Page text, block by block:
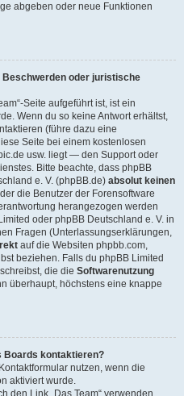
abgeben oder neue Funktionen
oder juristische
Seite aufgeführt ist, ist ein
Wenn du so keine Antwort erhältst,
(führe dazu eine
Seite bei einem kostenlosen
usw. liegt — den Support oder
Bitte beachte, dass phpBB
e. V. (phpBB.de) absolut keinen
die Benutzer der Forensoftware
herangezogen werden
oder phpBB Deutschland e. V. in
Fragen (Unterlassungserklärungen,
auf die Websiten phpbb.com,
beziehen. Falls du phpBB Limited
die die Softwarenutzung
überhaupt, höchstens eine knappe
Boards kontaktieren?
nutzen, wenn die
aktiviert wurde.
den Link „Das Team“ verwenden.